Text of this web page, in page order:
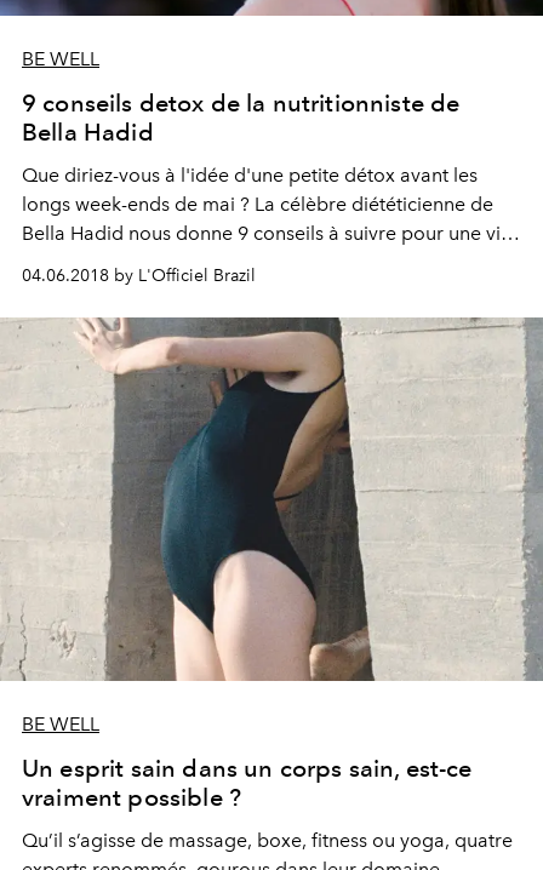
BE WELL
9 conseils detox de la nutritionniste de
Bella Hadid
Que diriez-vous à l'idée d'une petite détox avant les
longs week-ends de mai ? La célèbre diététicienne de
Bella Hadid nous donne 9 conseils à suivre pour une vie
04.06.2018 by L'Officiel Brazil
BE WELL
Un esprit sain dans un corps sain, est-ce
vraiment possible ?
Qu’il s’agisse de massage, boxe, fitness ou yoga, quatre